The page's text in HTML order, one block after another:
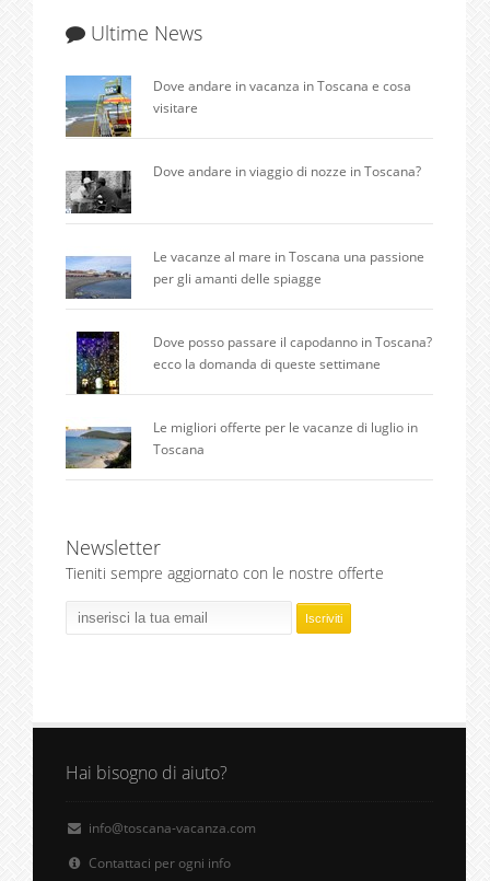
Ultime News
Dove andare in vacanza in Toscana e cosa
visitare
Dove andare in viaggio di nozze in Toscana?
Le vacanze al mare in Toscana una passione
per gli amanti delle spiagge
Dove posso passare il capodanno in Toscana?
ecco la domanda di queste settimane
Le migliori offerte per le vacanze di luglio in
Toscana
Newsletter
Tieniti sempre aggiornato con le nostre offerte
Hai bisogno di aiuto?
info@toscana-vacanza.com
Contattaci per ogni info